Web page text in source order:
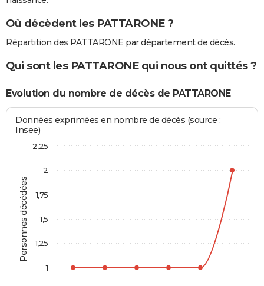
Où décèdent les PATTARONE ?
Répartition des PATTARONE par département de décès.
Qui sont les PATTARONE qui nous ont quittés ?
Evolution du nombre de décès de PATTARONE
Personnes décédées
Données exprimées en nombre de décès (source :
Insee)
1
1,25
1,5
1,75
2
2,25